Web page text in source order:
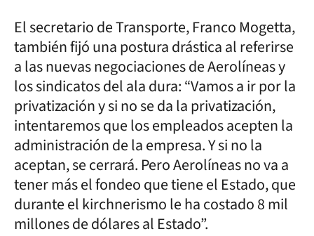
El secretario de Transporte, Franco Mogetta,
también fijó una postura drástica al referirse
a las nuevas negociaciones de Aerolíneas y
los sindicatos del ala dura: “Vamos a ir por la
privatización y si no se da la privatización,
intentaremos que los empleados acepten la
administración de la empresa. Y si no la
aceptan, se cerrará. Pero Aerolíneas no va a
tener más el fondeo que tiene el Estado, que
durante el kirchnerismo le ha costado 8 mil
millones de dólares al Estado”.